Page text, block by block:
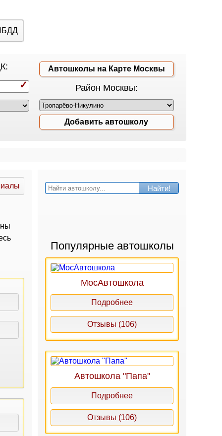
Автошколы на Карте Москвы
Район Москвы:
Добавить автошколу
Найти!
Популярные автошколы
МосАвтошкола
Подробнее
Отзывы (106)
Автошкола "Папа"
Подробнее
Отзывы (106)